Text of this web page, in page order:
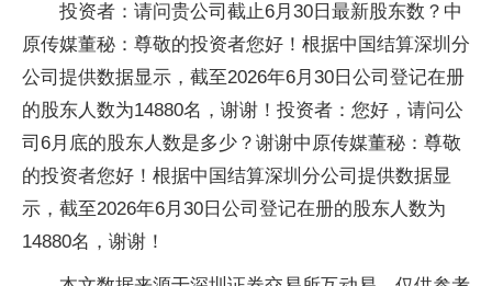
投资者：请问贵公司截止6月30日最新股东数？中
原传媒董秘：尊敬的投资者您好！根据中国结算深圳分
公司提供数据显示，截至2026年6月30日公司登记在册
的股东人数为14880名，谢谢！投资者：您好，请问公
司6月底的股东人数是多少？谢谢中原传媒董秘：尊敬
的投资者您好！根据中国结算深圳分公司提供数据显
示，截至2026年6月30日公司登记在册的股东人数为
14880名，谢谢！